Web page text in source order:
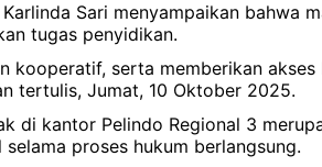
Sari menyampaikan bahwa
tugas penyidikan.
kooperatif, serta memberikan
tertulis, Jumat, 10 Oktober 2025.
di kantor Pelindo Regional 3
proses hukum berlangsung.